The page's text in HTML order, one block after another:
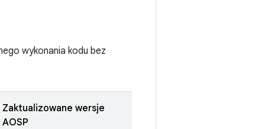
wykonania kodu bez
Zaktualizowane wersje
AOSP